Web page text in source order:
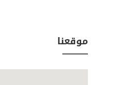
موقعنا